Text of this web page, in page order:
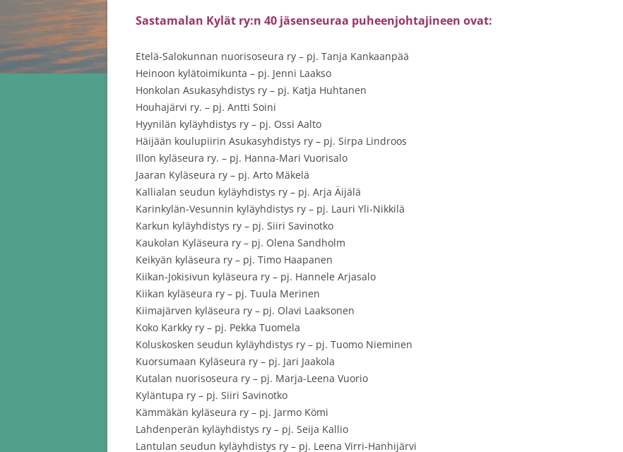
Sastamalan Kylät ry:n 40 jäsenseuraa puheenjohtajineen ovat:
Etelä-Salokunnan nuorisoseura ry – pj. Tanja Kankaanpää
Heinoon kylätoimikunta – pj. Jenni Laakso
Honkolan Asukasyhdistys ry – pj. Katja Huhtanen
Houhajärvi ry. – pj. Antti Soini
Hyynilän kyläyhdistys ry – pj. Ossi Aalto
Häijään koulupiirin Asukasyhdistys ry – pj. Sirpa Lindroos
Illon kyläseura ry. – pj. Hanna-Mari Vuorisalo
Jaaran Kyläseura ry – pj. Arto Mäkelä
Kallialan seudun kyläyhdistys ry – pj. Arja Äijälä
Karinkylän-Vesunnin kyläyhdistys ry – pj. Lauri Yli-Nikkilä
Karkun kyläyhdistys ry – pj. Siiri Savinotko
Kaukolan Kyläseura ry – pj. Olena Sandholm
Keikyän kyläseura ry – pj. Timo Haapanen
Kiikan-Jokisivun kyläseura ry – pj. Hannele Arjasalo
Kiikan kyläseura ry – pj. Tuula Merinen
Kiimajärven kyläseura ry – pj. Olavi Laaksonen
Koko Karkky ry – pj. Pekka Tuomela
Koluskosken seudun kyläyhdistys ry – pj. Tuomo Nieminen
Kuorsumaan Kyläseura ry – pj. Jari Jaakola
Kutalan nuorisoseura ry – pj. Marja-Leena Vuorio
Kyläntupa ry – pj. Siiri Savinotko
Kämmäkän kyläseura ry – pj. Jarmo Kömi
Lahdenperän kyläyhdistys ry – pj. Seija Kallio
Lantulan seudun kyläyhdistys ry – pj. Leena Virri-Hanhijärvi